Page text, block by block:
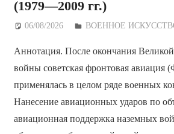
(1979—2009 гг.)
06/08/2026 Дежурный по Редакции
ВОЕННОЕ
Аннотация. После окончания
войны советская фронтовая авиация
применялась в целом ряде военных
Нанесение авиационных ударов по
авиационная поддержка наземных